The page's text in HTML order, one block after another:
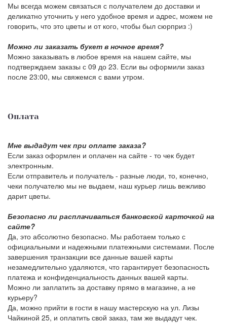
Мы всегда можем связаться с получателем до доставки и
деликатно уточнить у него удобное время и адрес, можем не
говорить, что это цветы и от кого, чтобы был сюрприз :)
Можно ли заказать букет в ночное время?
Можно заказывать в любое время на нашем сайте, мы
подтверждаем заказы с 09 до 23. Если вы оформили заказ
после 23:00, мы свяжемся с вами утром.
Оплата
Мне выдадут чек при оплате заказа?
Если заказ оформлен и оплачен на сайте - то чек будет
электронным.
Если отправитель и получатель - разные люди, то, конечно,
чеки получателю мы не выдаем, наш курьер лишь вежливо
дарит цветы.
Безопасно ли расплачиваться банковской карточкой на
сайте?
Да, это абсолютно безопасно. Мы работаем только с
официальными и надежными платежными системами. После
завершения транзакции все данные вашей карты
незамедлительно удаляются, что гарантирует безопасность
платежа и конфиденциальность данных вашей карты.
Можно ли заплатить за доставку прямо в магазине, а не
курьеру?
Да, можно прийти в гости в нашу мастерскую на ул. Лизы
Чайкиной 25, и оплатить свой заказ, там же выдадут чек.